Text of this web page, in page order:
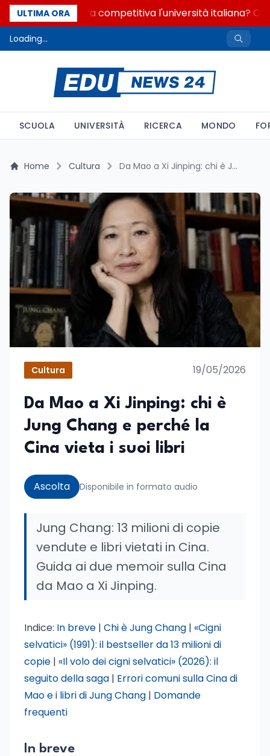
ULTIMA ORA
Quanto è ancora competitiva l'università italiana?
Loading...
SCUOLA UNIVERSITÀ RICERCA MONDO
Home Cultura Da Mao a Xi Jinping: chi è Jung Chang e perché la Cina vieta i suoi libri
Cultura 19/05/2026
Da Mao a Xi Jinping: chi è
Jung Chang e perché la
Cina vieta i suoi libri
Ascolta Disponibile in formato audio
Jung Chang: 13 milioni di copie
vendute e libri vietati in Cina.
Guida ai due memoir sulla Cina
da Mao a Xi Jinping.
Indice: In breve | Chi è Jung Chang | «Cigni
selvatici» (1991): il bestseller da 13 milioni di
copie | «Il volo dei cigni selvatici» (2026): il
seguito della saga | Errori comuni sulla Cina di
Mao e i libri di Jung Chang | Domande
frequenti
In breve